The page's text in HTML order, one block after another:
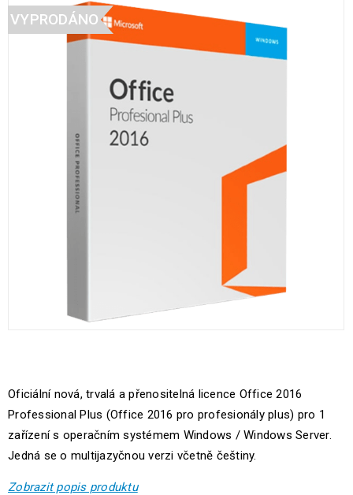
VYPRODÁNO
Oficiální nová, trvalá a přenositelná licence Office 2016
Professional Plus (Office 2016 pro profesionály plus) pro 1
zařízení s operačním systémem Windows / Windows Server.
Jedná se o multijazyčnou verzi včetně češtiny.
Zobrazit popis produktu